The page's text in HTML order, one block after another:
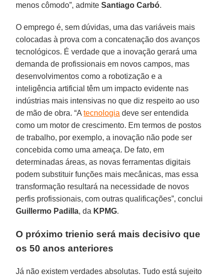
menos cômodo”, admiteSantiago Carbó.
O emprego é, sem dúvidas, uma das variáveis mais
colocadas à prova com a concatenação dos avanços
tecnológicos. É verdade que a inovação gerará uma
demanda de profissionais em novos campos, mas
desenvolvimentos como a robotização e a
inteligência artificial têm um impacto evidente nas
indústrias mais intensivas no que diz respeito ao uso
de mão de obra. “Atecnologia deve ser entendida
como um motor de crescimento. Em termos de postos
de trabalho, por exemplo, a inovação não pode ser
concebida como uma ameaça. De fato, em
determinadas áreas, as novas ferramentas digitais
podem substituir funções mais mecânicas, mas essa
transformação resultará na necessidade de novos
perfis profissionais, com outras qualificações”, conclui
Guillermo Padilla, da KPMG.
O próximo trienio será mais decisivo que
os 50 anos anteriores
Já não existem verdades absolutas. Tudo está sujeito